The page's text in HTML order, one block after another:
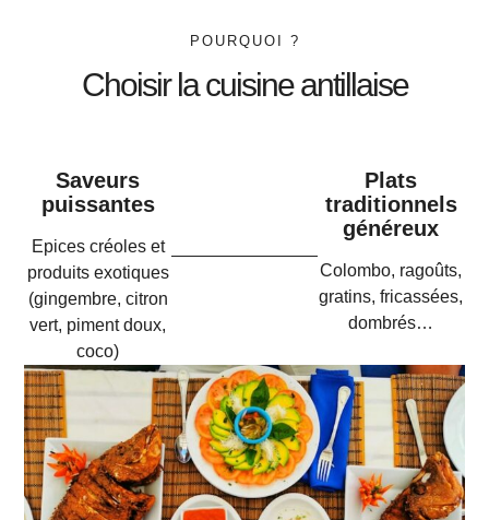
POURQUOI ?
Choisir la cuisine antillaise
Saveurs
puissantes
Epices créoles et
produits exotiques
(gingembre, citron
vert, piment doux,
coco)
Plats
traditionnels
généreux
Colombo, ragoûts,
gratins, fricassées,
dombrés…